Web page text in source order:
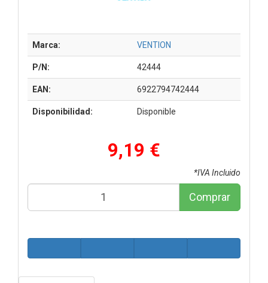
Marca: VENTION
P/N: 42444
EAN: 6922794742444
Disponibilidad: Disponible
9,19 €
*IVA Incluido
Comprar